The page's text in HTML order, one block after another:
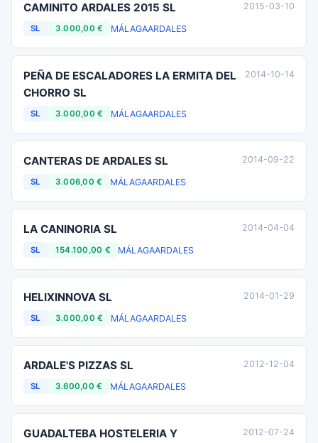
CAMINITO ARDALES 2015 SL
SL 3.000,00 € MÁLAGAARDALES
2015-03-10
PEÑA DE ESCALADORES LA ERMITA DEL
CHORRO SL
SL 3.000,00 € MÁLAGAARDALES
2014-10-14
CANTERAS DE ARDALES SL
SL 3.006,00 € MÁLAGAARDALES
2014-09-22
LA CANINORIA SL
SL 154.100,00 € MÁLAGAARDALES
2014-04-04
HELIXINNOVA SL
SL 3.000,00 € MÁLAGAARDALES
2014-01-29
ARDALE'S PIZZAS SL
SL 3.600,00 € MÁLAGAARDALES
2012-12-04
GUADALTEBA HOSTELERIA Y
2012-07-24